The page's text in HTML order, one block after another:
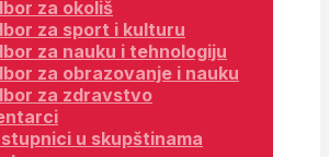
za okoliš
za sport i kulturu
za nauku i tehnologiju
za obrazovanje i nauku
za zdravstvo
u skupštinama